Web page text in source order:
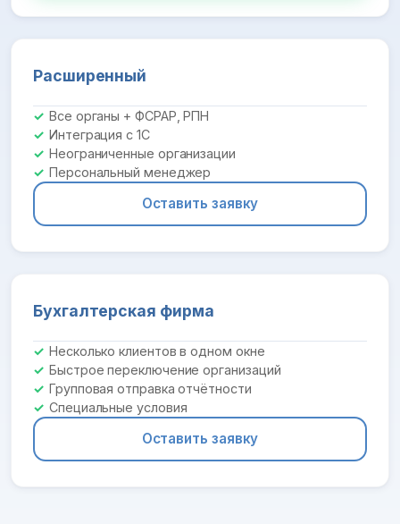
Расширенный
Все органы + ФСРАР, РПН
Интеграция с 1С
Неограниченные организации
Персональный менеджер
Оставить заявку
Бухгалтерская фирма
Несколько клиентов в одном окне
Быстрое переключение организаций
Групповая отправка отчётности
Специальные условия
Оставить заявку